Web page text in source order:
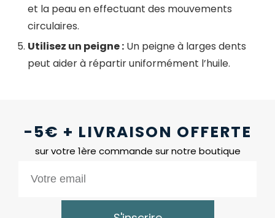
et la peau en effectuant des mouvements
circulaires.
Utilisez un peigne : Un peigne à larges dents
peut aider à répartir uniformément l’huile.
-5€ + LIVRAISON OFFERTE
sur votre 1ère commande sur notre boutique